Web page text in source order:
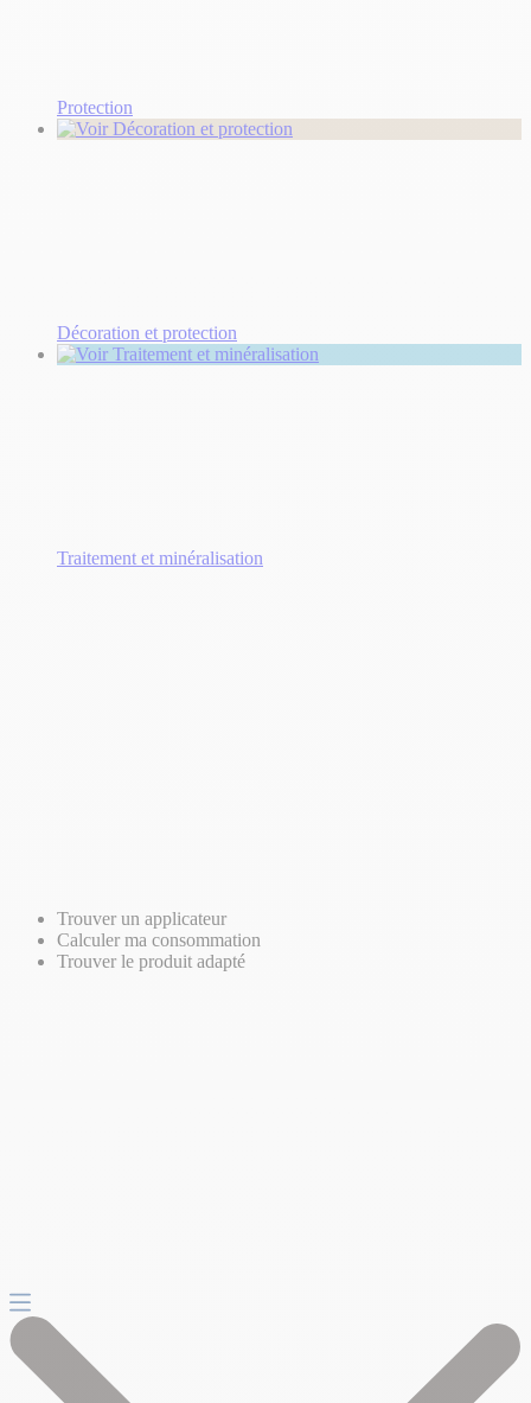
Protection
Décoration et protection
Traitement et minéralisation
Trouver un applicateur
Calculer ma consommation
Trouver le produit adapté